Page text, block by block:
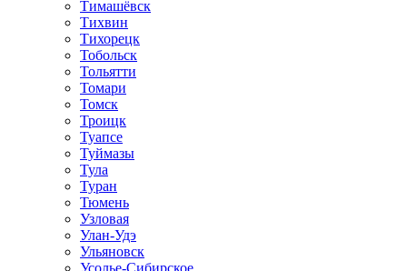
Тимашёвск
Тихвин
Тихорецк
Тобольск
Тольятти
Томари
Томск
Троицк
Туапсе
Туймазы
Тула
Туран
Тюмень
Узловая
Улан-Удэ
Ульяновск
Усолье-Сибирское